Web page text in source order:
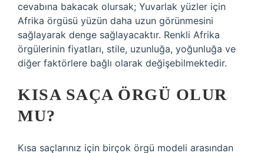
cevabına bakacak olursak; Yuvarlak yüzler için
Afrika örgüsü yüzün daha uzun görünmesini
sağlayarak denge sağlayacaktır. Renkli Afrika
örgülerinin fiyatları, stile, uzunluğa, yoğunluğa ve
diğer faktörlere bağlı olarak değişebilmektedir.
KISA SAÇA ÖRGÜ OLUR
MU?
Kısa saçlarınız için birçok örgü modeli arasından